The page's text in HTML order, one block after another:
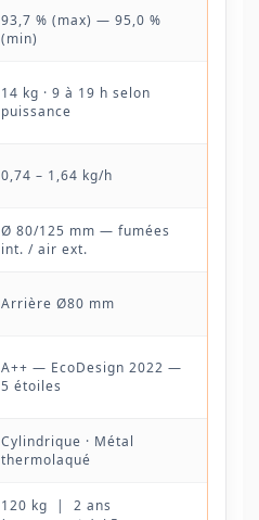
93,7 % (max) — 95,0 %
(min)
14 kg · 9 à 19 h selon
puissance
0,74 – 1,64 kg/h
Ø 80/125 mm — fumées
int. / air ext.
Arrière Ø80 mm
A++ — EcoDesign 2022 —
5 étoiles
Cylindrique · Métal
thermolaqué
120 kg | 2 ans